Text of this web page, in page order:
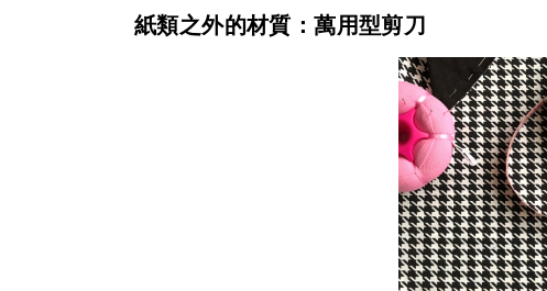
紙類之外的材質：萬用型剪刀